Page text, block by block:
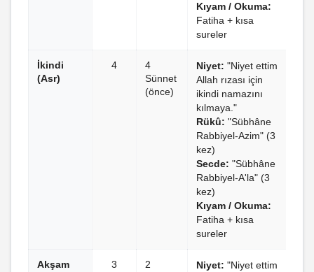
Kıyam / Okuma:
Fatiha + kısa
sureler
İkindi
(Asr)
4
4
Sünnet
(önce)
Niyet: "Niyet ettim
Allah rızası için
ikindi namazını
kılmaya."
Rükû: "Sübhâne
Rabbiyel-Azim" (3
kez)
Secde: "Sübhâne
Rabbiyel-A'la" (3
kez)
Kıyam / Okuma:
Fatiha + kısa
sureler
Akşam
3
2
Niyet: "Niyet ettim